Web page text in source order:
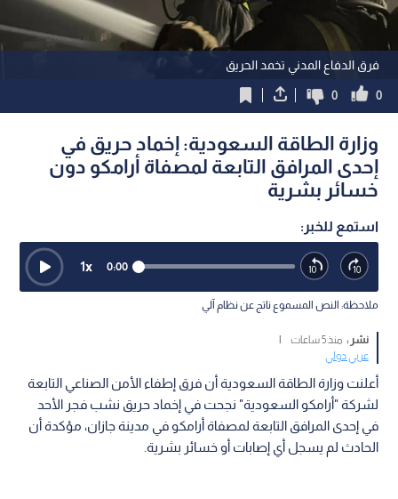
فرق الدفاع المدني تخمد الحريق
0
0
وزارة الطاقة السعودية: إخماد حريق في
إحدى المرافق التابعة لمصفاة أرامكو دون
خسائر بشرية
استمع للخبر:
0:00
1x
ملاحظة: النص المسموع ناتج عن نظام آلي
نشر : منذ 5 ساعات
|
عربي دولي
أعلنت وزارة الطاقة السعودية أن فرق إطفاء الأمن الصناعي التابعة
لشركة "أرامكو السعودية" نجحت في إخماد حريق نشب فجر الأحد
في إحدى المرافق التابعة لمصفاة أرامكو في مدينة جازان، مؤكدة أن
الحادث لم يسجل أي إصابات أو خسائر بشرية.